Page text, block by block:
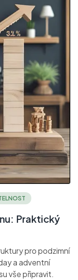
Praktický
pro podzimní
a adventní
vše připravit.